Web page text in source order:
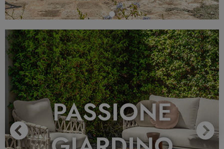
PASSIONE
Previous